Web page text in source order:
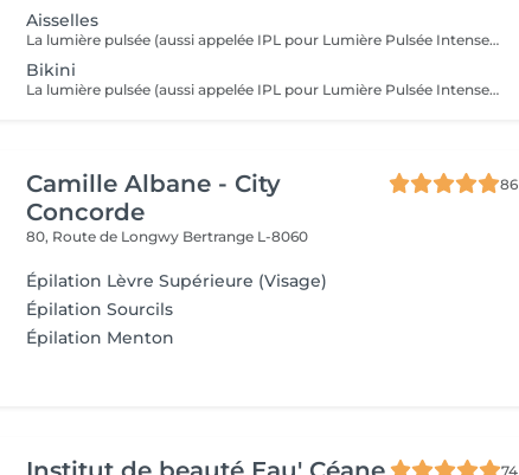
Aisselles
La lumière pulsée (aussi appelée IPL pour Lumière Pulsée Intense) agit sur le poil en envoyant une lumière qui va être absorbée par le pigment noir du poil. La lumière pulsée localement se transforme en chaleur . C'est cette réaction thermique au niveau de la racine du poil (le bulbe) qui altère et freine la repousse. Dès les premières séances, les poils tombent et repoussent de moins en moins.
Bikini
La lumière pulsée (aussi appelée IPL pour Lumière Pulsée Intense) agit sur le poil en envoyant une lumière qui va être absorbée par le pigment noir du poil. La lumière pulsée localement se transforme en chaleur . C'est cette réaction thermique au niveau de la racine du poil (le bulbe) qui altère et freine la repousse. Dès les premières séances, les poils tombent et repoussent de moins en moins.
Camille Albane - City
Concorde
86
80, Route de Longwy Bertrange L-8060
Épilation Lèvre Supérieure (Visage)
Épilation Sourcils
Épilation Menton
74